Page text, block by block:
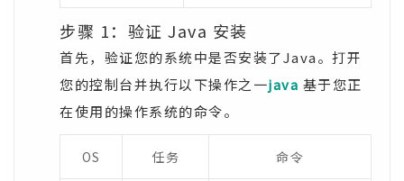
步骤 1：验证 Java 安装
首先，验证您的系统中是否安装了Java。打开
您的控制台并执行以下操作之一java 基于您正
在使用的操作系统的命令。
OS 任务 命令